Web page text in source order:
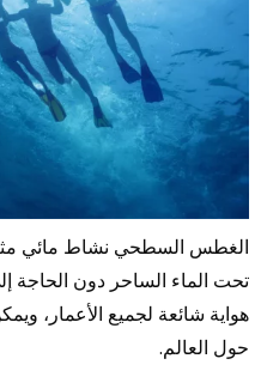
الغطس السطحي نشاط مائي
تحت الماء الساحر دون
هواية شائعة لجميع الأعمار،
حول العالم.